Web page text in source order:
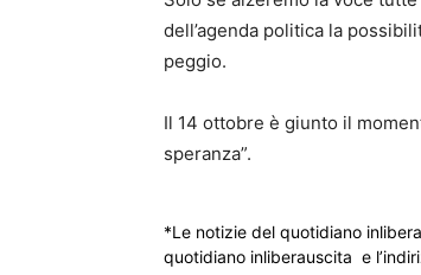
dell’agenda politica la
peggio.
Il 14 ottobre è giunto il
speranza”.
*Le notizie del quotidiano
quotidiano inliberauscita e